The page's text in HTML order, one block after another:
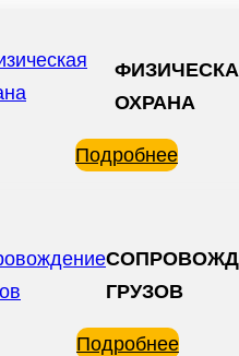
ОХРАНА
Подробнее
ГРУЗОВ
Подробнее